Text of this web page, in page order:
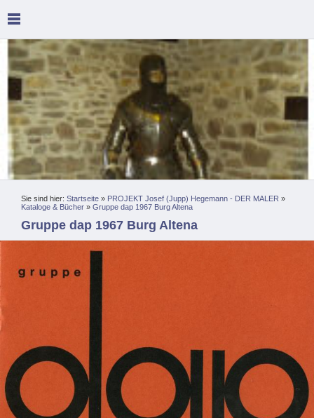
Sie sind hier: Startseite » PROJEKT Josef (Jupp) Hegemann - DER MALER »
Kataloge & Bücher » Gruppe dap 1967 Burg Altena
Gruppe dap 1967 Burg Altena